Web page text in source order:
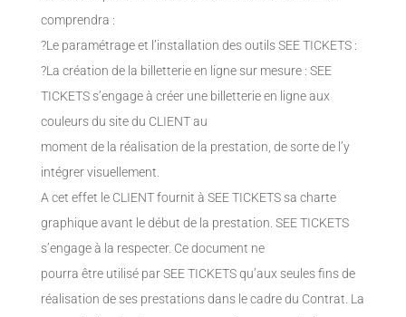
comprendra :
?Le paramétrage et l’installation des outils SEE TICKETS :
?La création de la billetterie en ligne sur mesure : SEE
TICKETS s’engage à créer une billetterie en ligne aux
couleurs du site du CLIENT au
moment de la réalisation de la prestation, de sorte de l’y
intégrer visuellement.
A cet effet le CLIENT fournit à SEE TICKETS sa charte
graphique avant le début de la prestation. SEE TICKETS
s’engage à la respecter. Ce document ne
pourra être utilisé par SEE TICKETS qu’aux seules fins de
réalisation de ses prestations dans le cadre du Contrat. La